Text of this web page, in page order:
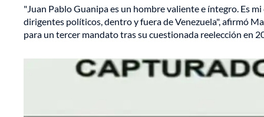
"Juan Pablo Guanipa es un hombre valiente e íntegro. Es
dirigentes políticos, dentro y fuera de Venezuela", afirmó
para un tercer mandato tras su cuestionada reelección en